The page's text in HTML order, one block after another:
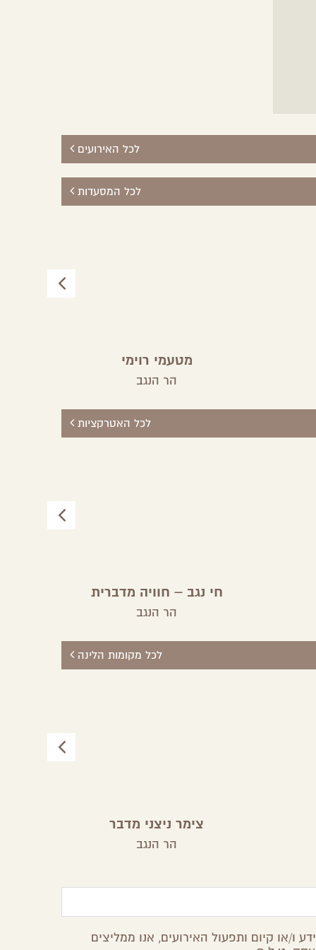
לכל האירועים
לכל המסעדות
מטעמי רוימי
הר הנגב
לכל האטרקציות
חי נגב – חוויה מדברית
הר הנגב
לכל מקומות הלינה
צימר ניצני מדבר
הר הנגב
ו/או קיום ותפעול האירועים, אנו ממליצים